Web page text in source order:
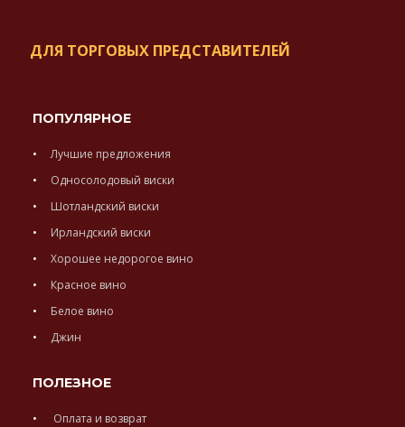
ДЛЯ ТОРГОВЫХ ПРЕДСТАВИТЕЛЕЙ
ПОПУЛЯРНОЕ
Лучшие предложения
Односолодовый виски
Шотландский виски
Ирландский виски
Хорошее недорогое вино
Красное вино
Белое вино
Джин
ПОЛЕЗНОЕ
Оплата и возврат